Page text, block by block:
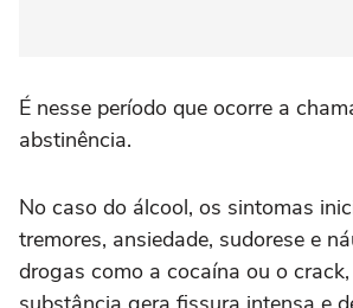
É nesse período que ocorre a
abstinência.
No caso do álcool, os sintomas
tremores, ansiedade, sudorese e
drogas como a cocaína ou o